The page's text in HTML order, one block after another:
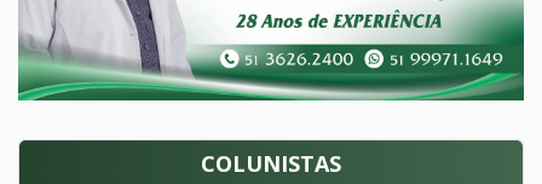
COLUNISTAS